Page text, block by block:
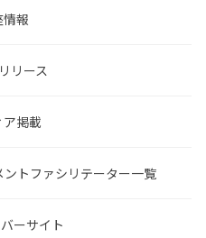
報
リース
ア掲載
トファシリテーター一覧
ーサイト